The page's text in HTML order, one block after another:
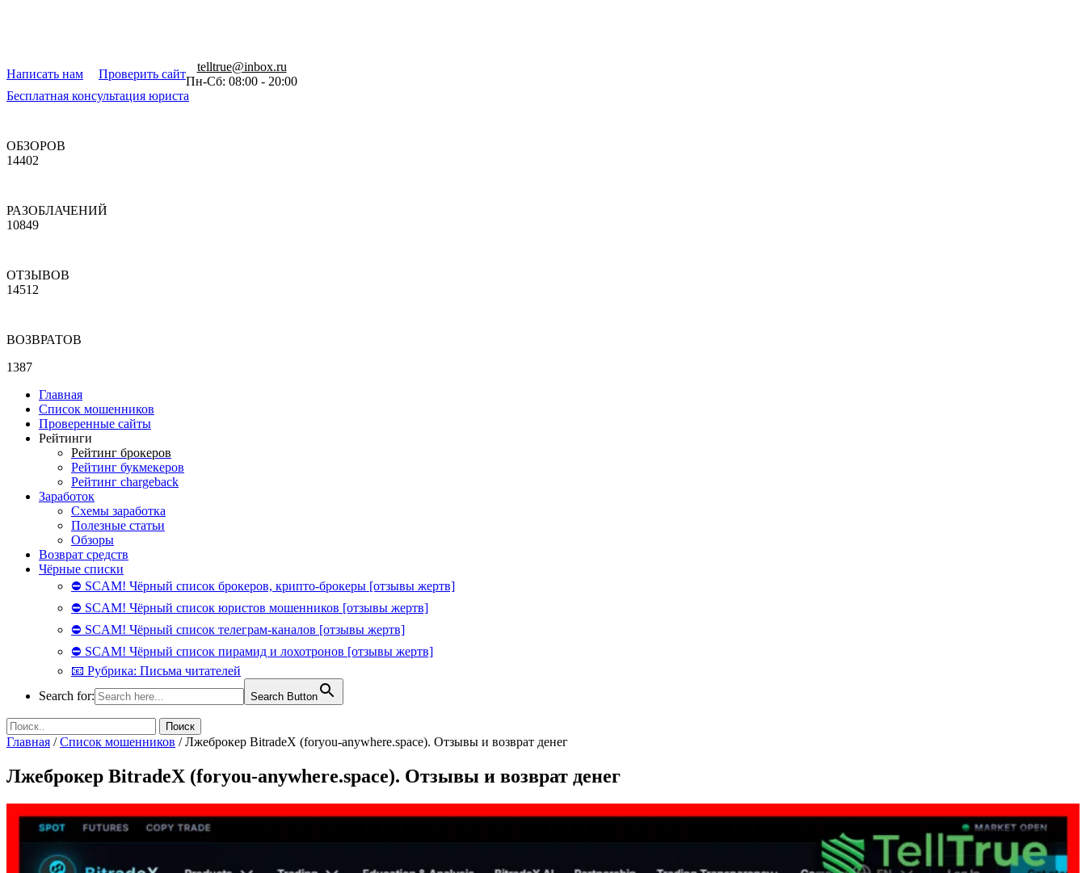
Написать нам Проверить сайт
telltrue@inbox.ru
Пн-Сб: 08:00 - 20:00
Бесплатная консультация юриста
ОБЗОРОВ
14402
РАЗОБЛАЧЕНИЙ
10849
ОТЗЫВОВ
14512
ВОЗВРАТОВ
1387
Главная
Список мошенников
Проверенные сайты
Рейтинги
Рейтинг брокеров
Рейтинг букмекеров
Рейтинг chargeback
Заработок
Схемы заработка
Полезные статьи
Обзоры
Возврат средств
Чёрные списки
⛔ SCAM! Чёрный список брокеров, крипто-брокеры [отзывы жертв]
⛔ SCAM! Чёрный список юристов мошенников [отзывы жертв]
⛔ SCAM! Чёрный список телеграм-каналов [отзывы жертв]
⛔ SCAM! Чёрный список пирамид и лохотронов [отзывы жертв]
📧 Рубрика: Письма читателей
Search for:
Search Button
Главная /Список мошенников /Лжеброкер BitradeX (foryou-anywhere.space). Отзывы и возврат денег
Лжеброкер BitradeX (foryou-anywhere.space). Отзывы и возврат денег